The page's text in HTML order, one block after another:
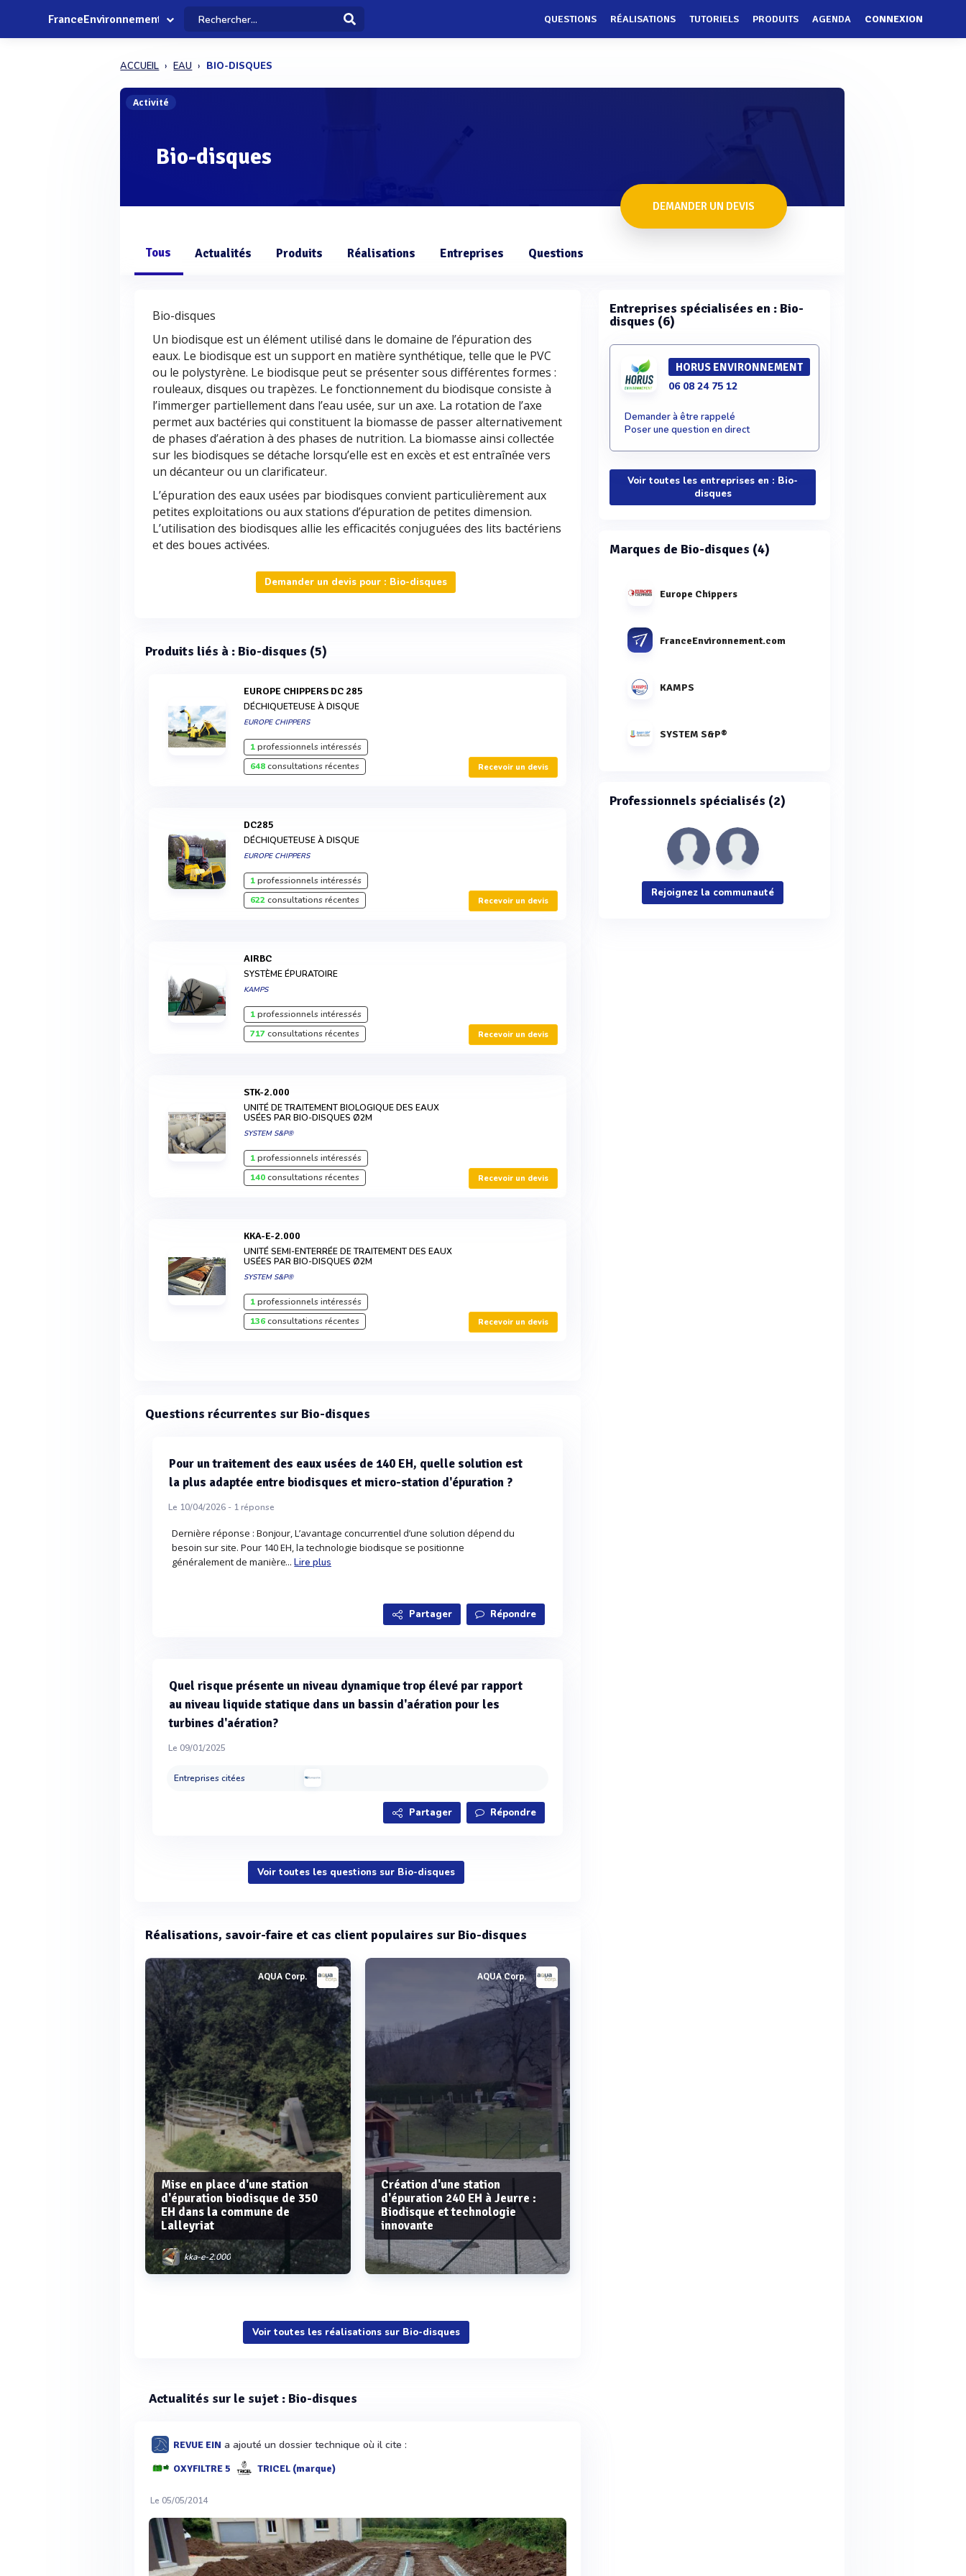
FranceEnvironnement QUESTIONS RÉALISATIONS TUTORIELS PRODUITS AGENDA CONNEXION
ACCUEIL EAU BIO-DISQUES
Activité
Bio-disques
DEMANDER UN DEVIS
Tous Actualités Produits Réalisations Entreprises Questions
Bio-disques
Un biodisque est un élément utilisé dans le domaine de l’épuration des
eaux. Le biodisque est un support en matière synthétique, telle que le PVC
ou le polystyrène. Le biodisque peut se présenter sous différentes formes :
rouleaux, disques ou trapèzes. Le fonctionnement du biodisque consiste à
l’immerger partiellement dans l’eau usée, sur un axe. La rotation de l’axe
permet aux bactéries qui constituent la biomasse de passer alternativement
de phases d’aération à des phases de nutrition. La biomasse ainsi collectée
sur les biodisques se détache lorsqu’elle est en excès et est entraînée vers
un décanteur ou un clarificateur.
L’épuration des eaux usées par biodisques convient particulièrement aux
petites exploitations ou aux stations d’épuration de petites dimension.
L’utilisation des biodisques allie les efficacités conjuguées des lits bactériens
et des boues activées.
Demander un devis pour : Bio-disques
Produits liés à : Bio-disques (5)
EUROPE CHIPPERS DC 285
DÉCHIQUETEUSE À DISQUE
EUROPE CHIPPERS
1professionnels intéressés
648consultations récentes Recevoir un devis
DC285
DÉCHIQUETEUSE À DISQUE
EUROPE CHIPPERS
1professionnels intéressés
622consultations récentes Recevoir un devis
AIRBC
SYSTÈME ÉPURATOIRE
KAMPS
1professionnels intéressés
717consultations récentes Recevoir un devis
STK-2.000
UNITÉ DE TRAITEMENT BIOLOGIQUE DES EAUX
USÉES PAR BIO-DISQUES Ø2M
SYSTEM S&P®
1professionnels intéressés
140consultations récentes Recevoir un devis
KKA-E-2.000
UNITÉ SEMI-ENTERRÉE DE TRAITEMENT DES EAUX
USÉES PAR BIO-DISQUES Ø2M
SYSTEM S&P®
1professionnels intéressés
136consultations récentes Recevoir un devis
Questions récurrentes sur Bio-disques
Pour un traitement des eaux usées de 140 EH, quelle solution est
la plus adaptée entre biodisques et micro-station d'épuration ?
Le 10/04/2026 - 1réponse
Dernière réponse : Bonjour, L’avantage concurrentiel d’une solution dépend du
besoin sur site. Pour 140 EH, la technologie biodisque se positionne
généralement de manière...Lire plus
Partager Répondre
Quel risque présente un niveau dynamique trop élevé par rapport
au niveau liquide statique dans un bassin d'aération pour les
turbines d'aération?
Le 09/01/2025
Entreprises citées
Partager Répondre
Voir toutes les questions sur Bio-disques
Réalisations, savoir-faire et cas client populaires sur Bio-disques
AQUA Corp.
Mise en place d'une station
d'épuration biodisque de 350
EH dans la commune de
Lalleyriat
kka-e-2.000
Voir plus
AQUA Corp.
Création d'une station
d'épuration 240 EH à Jeurre :
Biodisque et technologie
innovante
Voir plus
Voir toutes les réalisations sur Bio-disques
Actualités sur le sujet : Bio-disques
REVUE EIN a ajouté un dossier technique où il cite :
OXYFILTRE 5 TRICEL (marque)
Le 05/05/2014
Entreprises spécialisées en : Bio-
disques (6)
HORUS ENVIRONNEMENT
06 08 24 75 12
Demander à être rappelé
Poser une question en direct
Voir toutes les entreprises en : Bio-
disques
Marques de Bio-disques (4)
Europe Chippers
FranceEnvironnement.com
KAMPS
SYSTEM S&P®
Professionnels spécialisés (2)
Rejoignez la communauté